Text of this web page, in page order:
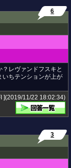
6
レヴァンドフスキと
いちテンションが上が
](2019/11/22 18:02:34)
3